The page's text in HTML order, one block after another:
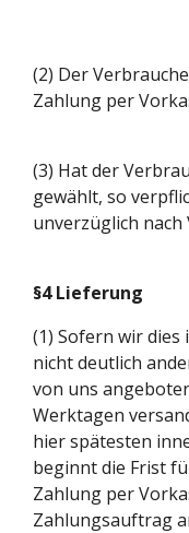
(2) Der
Zahlung per
(3) Hat der
gewählt, so
unverzüglich nach
§4 Lieferung
(1) Sofern wir
nicht deutlich
von uns
Werktagen
hier spätesten
beginnt die Frist
Zahlung per
Zahlungsauftrag